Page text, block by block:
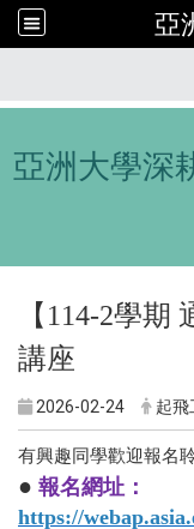
亞
亞洲大學深
【114-2學期
講座
2026-02-24 起飛
有興趣同學歡迎報名聆
● 報名網址 ：
https://